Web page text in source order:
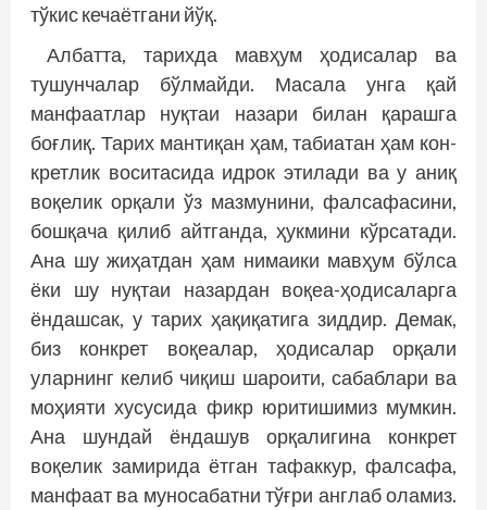
тўкис кечаётгани йўқ.
Албатта, тарихда мавҳум ҳодисалар ва
тушунчалар бўлмайди. Масала унга қай
манфаатлар нуқтаи назари билан қарашга
боғлиқ. Тарих мантиқан ҳам, табиатан ҳам кон­
кретлик воситасида идрок этилади ва у аниқ
воқелик орқали ўз мазмунини, фалсафасини,
бошқача қилиб айтганда, ҳукмини кўрсатади.
Ана шу жиҳатдан ҳам нимаики мавҳум бўлса
ёки шу нуқтаи назардан воқеа-ҳодисаларга
ёндашсак, у тарих ҳақиқатига зиддир. Демак,
биз конкрет воқеалар, ҳодисалар орқали
уларнинг келиб чиқиш шароити, сабаблари ва
моҳияти хусусида фикр юритишимиз мумкин.
Ана шундай ёндашув орқалигина конкрет
воқелик замирида ётган тафаккур, фалсафа,
манфаат ва муносабатни тўғри англаб оламиз.